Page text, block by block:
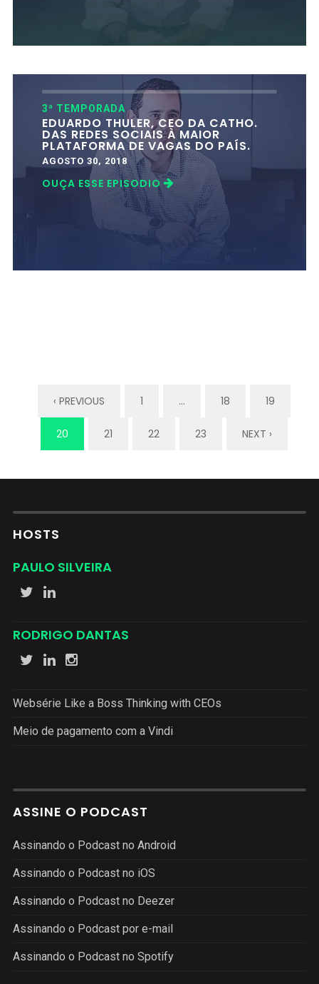
3ª TEMPORADA
EDUARDO THULER, CEO DA CATHO.
DAS REDES SOCIAIS À MAIOR
PLATAFORMA DE VAGAS DO PAÍS.
AGOSTO 30, 2018
OUÇA ESSE EPISODIO
‹ PREVIOUS 1 … 18 19
20 21 22 23 NEXT ›
HOSTS
PAULO SILVEIRA
RODRIGO DANTAS
Websérie Like a Boss Thinking with CEOs
Meio de pagamento com a Vindi
ASSINE O PODCAST
Assinando o Podcast no Android
Assinando o Podcast no iOS
Assinando o Podcast no Deezer
Assinando o Podcast por e-mail
Assinando o Podcast no Spotify